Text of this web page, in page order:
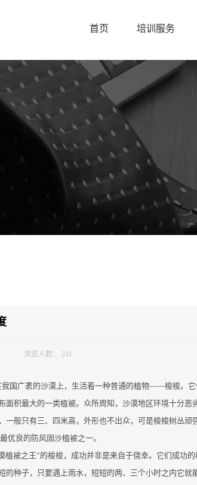
首页 培训服务
浏览人数： 241
国广袤的沙漠上，生活着一种普通的植物——梭梭。
面积最大的一类植被。众所周知，沙漠地区环境十分
一般只有三、四米高，外形也不出众，可是梭梭树丛
优良的防风固沙植被之一。
植被之王”的梭梭，成功并非是来自于侥幸。它们成功
的种子，只要遇上雨水，短短的两、三个小时之内它就